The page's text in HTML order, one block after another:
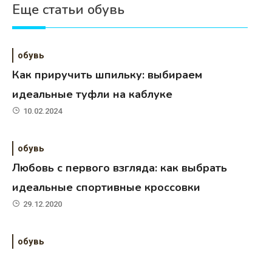
Еще статьи обувь
обувь
Как приручить шпильку: выбираем
идеальные туфли на каблуке
10.02.2024
обувь
Любовь с первого взгляда: как выбрать
идеальные спортивные кроссовки
29.12.2020
обувь